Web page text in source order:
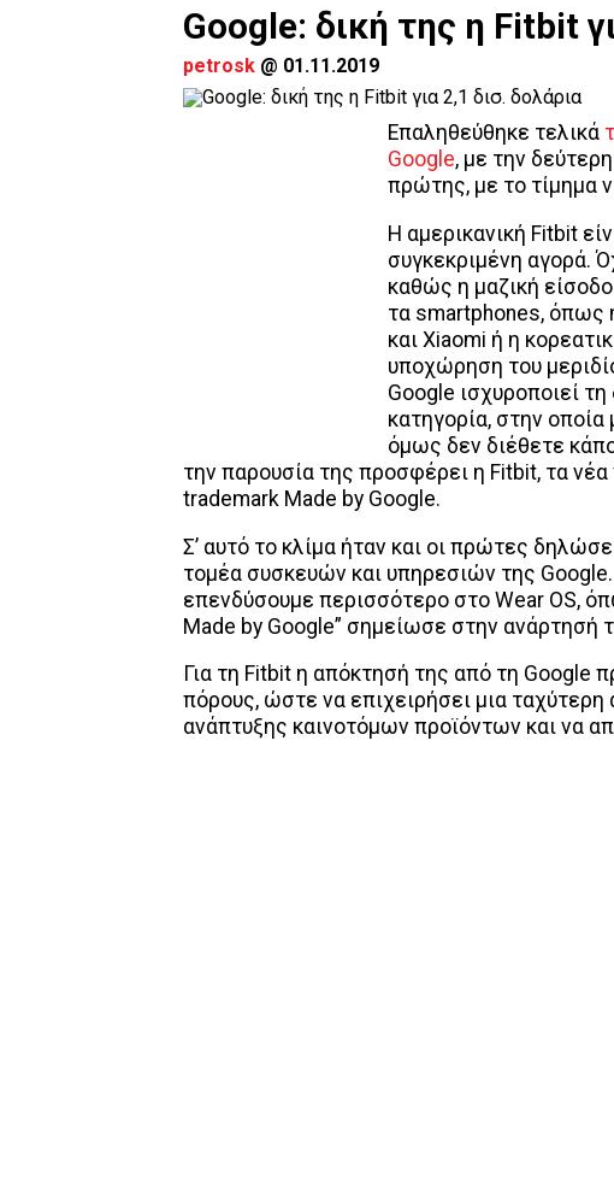
Google: δική της η Fitbit
petrosk @ 01.11.2019
Επαληθεύθηκε τελικά
Google, με την
πρώτης, με το τίμημα
H αμερικανική Fitbit
συγκεκριμένη αγορά.
καθώς η μαζική
τα smartphones, όπως
και Xiaomi ή η
υποχώρηση του
Google ισχυροποιεί
κατηγορία, στην οποία
όμως δεν διέθετε
την παρουσία της προσφέρει η Fitbit, τα
trademark Made by Google.
Σ’ αυτό το κλίμα ήταν και οι πρώτες
τομέα συσκευών και υπηρεσιών της
επενδύσουμε περισσότερο στο Wear OS,
Made by Google” σημείωσε στην ανάρτησή
Για τη Fitbit η απόκτησή της από τη Google
πόρους, ώστε να επιχειρήσει μια ταχύτερη
ανάπτυξης καινοτόμων προϊόντων και να